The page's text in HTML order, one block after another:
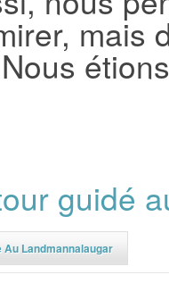
mais
guidé
Landmannalaugar